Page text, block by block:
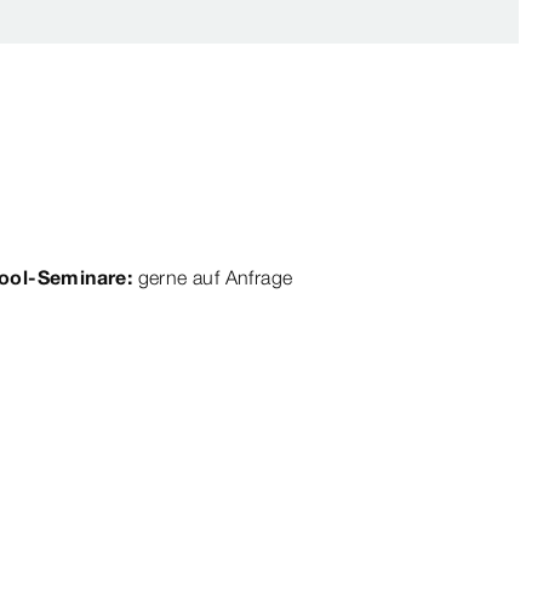
Seminare: gerne auf Anfrage